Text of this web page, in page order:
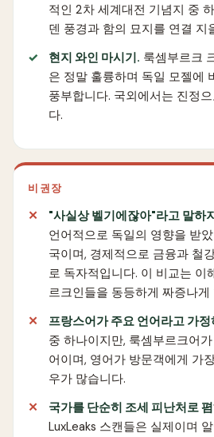
적인 2차 세계대전 기념지 중
덴 풍경과 함의 묘지를 연결 지
현지 와인 마시기. 룩셈부르크
은 정말 훌륭하며 독일 모젤에
풍부합니다. 국외에서는 진정으
다.
비권장
"사실상 벨기에잖아"라고 말하
언어적으로 독일의 영향을 받았
국이며, 경제적으로 금융과 철
로 독자적입니다. 이 비교는 이
르크인들을 동등하게 짜증나게
프랑스어가 주요 언어라고 가
중 하나이지만, 룩셈부르크어가
어이며, 영어가 방문객에게 가
우가 많습니다.
국가를 단순히 조세 피난처로
LuxLeaks 스캔들은 실제이며 알